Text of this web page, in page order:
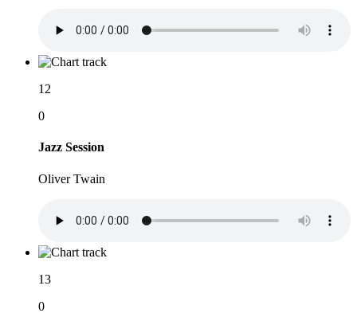
12
0
Jazz Session
Oliver Twain
13
0